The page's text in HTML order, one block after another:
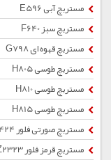
مستربچ آبی E596
مستربچ سبز F640
مستربچ قهوه ای G798
مستربچ طوسی H805
مستربچ طوسی H810
مستربچ طوسی H815
مستربچ صورتی فلور Z2424
مستربچ قرمز فلور Z2323